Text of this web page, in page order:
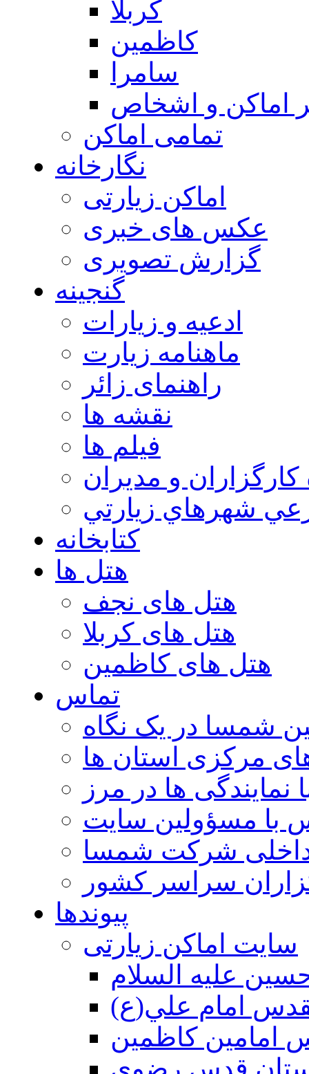
كربلا
كاظمين
سامرا
اماكن و اشخاص
تمامی اماکن
نگارخانه
اماکن زیارتی
عکس های خبری
گزارش تصویری
گنجینه
ادعیه و زیارات
ماهنامه زیارت
راهنمای زائر
نقشه ها
فیلم ها
كارگزاران و مديران
شهرهاي زيارتي
کتابخانه
هتل ها
هتل های نجف
هتل های کربلا
هتل های کاظمین
تماس
شمسا در یک نگاه
مرکزی استان ها
نمایندگی ها در مرز
با مسؤولین سایت
شرکت شمسا
سراسر کشور
پیوندها
سایت اماکن زیارتی
عليه السلام
امام علي(ع)
امامين كاظمين
قدس رضوي